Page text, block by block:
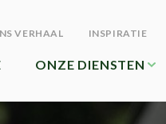
VERHAAL INSPIRATIE
ONZE DIENSTEN